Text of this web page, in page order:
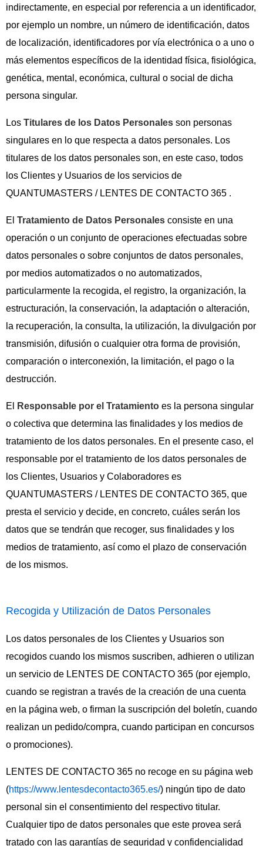
indirectamente, en especial por referencia a un identificador,
por ejemplo un nombre, un número de identificación, datos
de localización, identificadores por vía electrónica o a uno o
más elementos específicos de la identidad física, fisiológica,
genética, mental, económica, cultural o social de dicha
persona singular.
Los Titulares de los Datos Personales son personas
singulares en lo que respecta a datos personales. Los
titulares de los datos personales son, en este caso, todos
los Clientes y Usuarios de los servicios de
QUANTUMASTERS / LENTES DE CONTACTO 365 .
El Tratamiento de Datos Personales consiste en una
operación o un conjunto de operaciones efectuadas sobre
datos personales o sobre conjuntos de datos personales,
por medios automatizados o no automatizados,
particularmente la recogida, el registro, la organización, la
estructuración, la conservación, la adaptación o alteración,
la recuperación, la consulta, la utilización, la divulgación por
transmisión, difusión o cualquier otra forma de provisión,
comparación o interconexión, la limitación, el pago o la
destrucción.
El Responsable por el Tratamiento es la persona singular
o colectiva que determina las finalidades y los medios de
tratamiento de los datos personales. En el presente caso, el
responsable por el tratamiento de los datos personales de
los Clientes, Usuarios y Colaboradores es
QUANTUMASTERS / LENTES DE CONTACTO 365, que
presta el servicio y decide, en concreto, cuáles serán los
datos que se tendrán que recoger, sus finalidades y los
medios de tratamiento, así como el plazo de conservación
de los mismos.
Recogida y Utilización de Datos Personales
Los datos personales de los Clientes y Usuarios son
recogidos cuando los mismos suscriben, adhieren o utilizan
un servicio de LENTES DE CONTACTO 365 (por ejemplo,
cuando se registran a través de la creación de una cuenta
en la página web, o firman la suscripción del boletín, cuando
realizan un pedido/compra, cuando participan en concursos
o promociones).
LENTES DE CONTACTO 365 no recoge en su página web
(https://www.lentesdecontacto365.es/) ningún tipo de dato
personal sin el consentimiento del respectivo titular.
Cualquier tipo de datos personales que este provea será
tratado con las garantías de seguridad y confidencialidad